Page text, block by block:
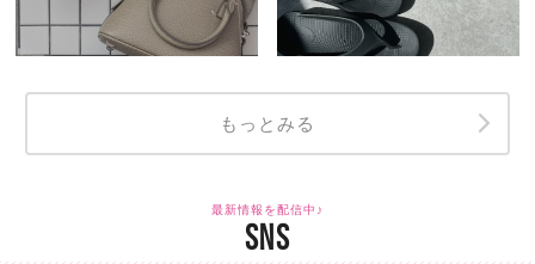
もっとみる
最新情報を配信中♪
SNS